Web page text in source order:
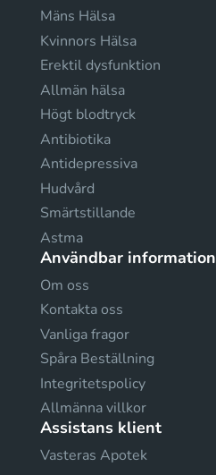
Mäns Hälsa
Kvinnors Hälsa
Erektil dysfunktion
Allmän hälsa
Högt blodtryck
Antibiotika
Antidepressiva
Hudvård
Smärtstillande
Astma
Användbar information
Om oss
Kontakta oss
Vanliga fragor
Spåra Beställning
Integritetspolicy
Allmänna villkor
Assistans klient
Vasteras Apotek